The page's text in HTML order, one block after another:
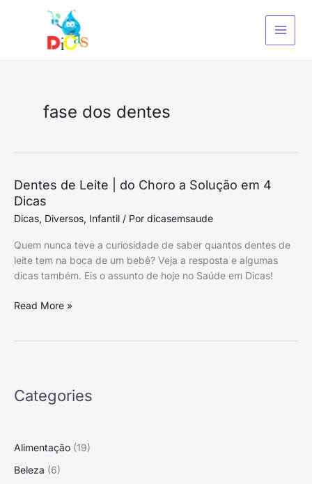
fase dos dentes
Dentes de Leite | do Choro a Solução em 4
Dicas
Dicas, Diversos, Infantil / Por dicasemsaude
Quem nunca teve a curiosidade de saber quantos dentes de
leite tem na boca de um bebê? Veja a resposta e algumas
dicas também. Eis o assunto de hoje no Saúde em Dicas!
Dentes
de
Leite
do
Choro
a
em
Read More »
Categories
Alimentação (19)
Beleza (6)